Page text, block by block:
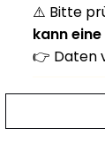
⚠️ Bitte
kann
👉 Daten